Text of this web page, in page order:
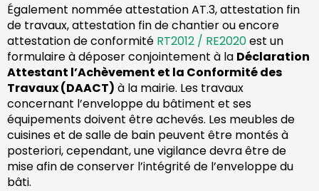
Également nommée attestation AT.3, attestation fin
de travaux, attestation fin de chantier ou encore
attestation de conformité RT2012 / RE2020est un
formulaire à déposer conjointement à la Déclaration
Attestant l’Achèvement et la Conformité des
Travaux (DAACT) à la mairie. Les travaux
concernant l’enveloppe du bâtiment et ses
équipements doivent être achevés. Les meubles de
cuisines et de salle de bain peuvent être montés à
posteriori, cependant, une vigilance devra être de
mise afin de conserver l’intégrité de l’enveloppe du
bâti.